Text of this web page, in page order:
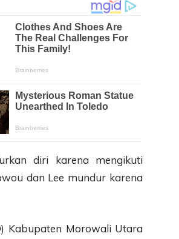
diri karena mengikuti
dan Lee mundur karena
Kabupaten Morowali Utara